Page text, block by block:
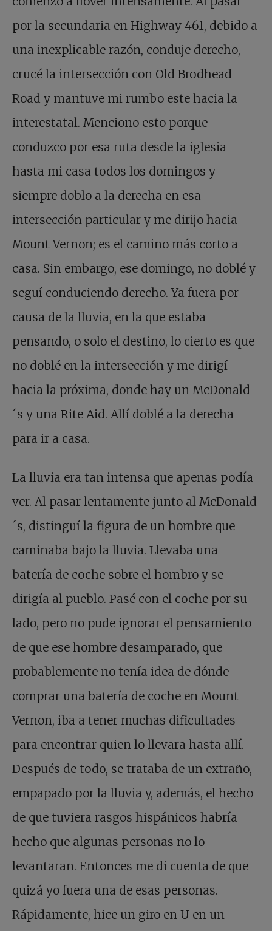
por la secundaria en Highway 461, debido a
una inexplicable razón, conduje derecho,
crucé la intersección con Old Brodhead
Road y mantuve mi rumbo este hacia la
interestatal. Menciono esto porque
conduzco por esa ruta desde la iglesia
hasta mi casa todos los domingos y
siempre doblo a la derecha en esa
intersección particular y me dirijo hacia
Mount Vernon; es el camino más corto a
casa. Sin embargo, ese domingo, no doblé y
seguí conduciendo derecho. Ya fuera por
causa de la lluvia, en la que estaba
pensando, o solo el destino, lo cierto es que
no doblé en la intersección y me dirigí
hacia la próxima, donde hay un McDonald
´s y una Rite Aid. Allí doblé a la derecha
para ir a casa.
La lluvia era tan intensa que apenas podía
ver. Al pasar lentamente junto al McDonald
´s, distinguí la figura de un hombre que
caminaba bajo la lluvia. Llevaba una
batería de coche sobre el hombro y se
dirigía al pueblo. Pasé con el coche por su
lado, pero no pude ignorar el pensamiento
de que ese hombre desamparado, que
probablemente no tenía idea de dónde
comprar una batería de coche en Mount
Vernon, iba a tener muchas dificultades
para encontrar quien lo llevara hasta allí.
Después de todo, se trataba de un extraño,
empapado por la lluvia y, además, el hecho
de que tuviera rasgos hispánicos habría
hecho que algunas personas no lo
levantaran. Entonces me di cuenta de que
quizá yo fuera una de esas personas.
Rápidamente, hice un giro en U en un